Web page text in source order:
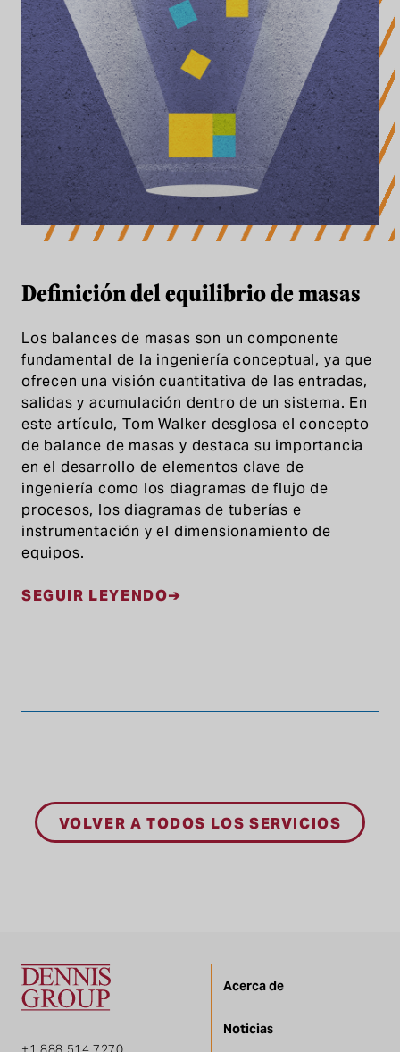
Definición del equilibrio de masas
Los balances de masas son un componente
fundamental de la ingeniería conceptual, ya que
ofrecen una visión cuantitativa de las entradas,
salidas y acumulación dentro de un sistema. En
este artículo, Tom Walker desglosa el concepto
de balance de masas y destaca su importancia
en el desarrollo de elementos clave de
ingeniería como los diagramas de flujo de
procesos, los diagramas de tuberías e
instrumentación y el dimensionamiento de
equipos.
SEGUIR LEYENDO
VOLVER A TODOS LOS SERVICIOS
Acerca de
Noticias